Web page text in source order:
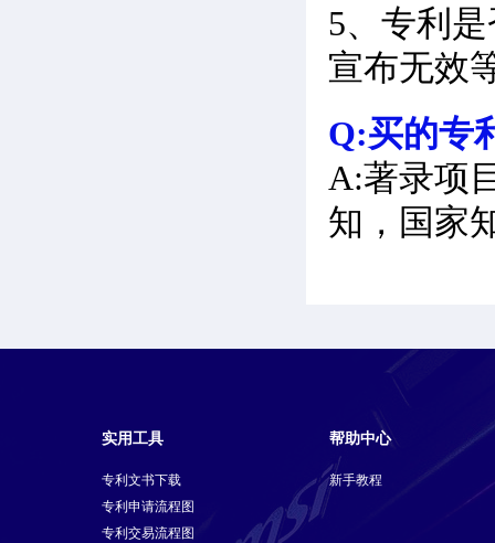
5、专利
宣布无效
Q:买的专
A:著录项
知，国家
实用工具
专利文书下载
专利申请流程图
专利交易流程图
帮助中心
新手教程